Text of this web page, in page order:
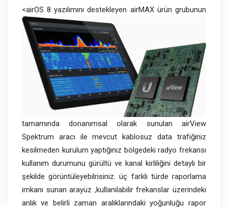
<airOS 8 yazılımını destekleyen airMAX ürün grubunun
tamamında donanımsal olarak sunulan airView
Spektrum aracı ile mevcut kablosuz data trafiğiniz
kesilmeden kurulum yaptığınız bölgedeki radyo frekansı
kullanım durumunu gürültü ve kanal kirliliğini detaylı bir
şekilde görüntüleyebilrisiniz. üç farklı türde raporlama
imkanı sunan arayüz ,kullanılabilir frekanslar üzerindeki
anlık ve belirli zaman aralıklarındaki yoğunluğu rapor